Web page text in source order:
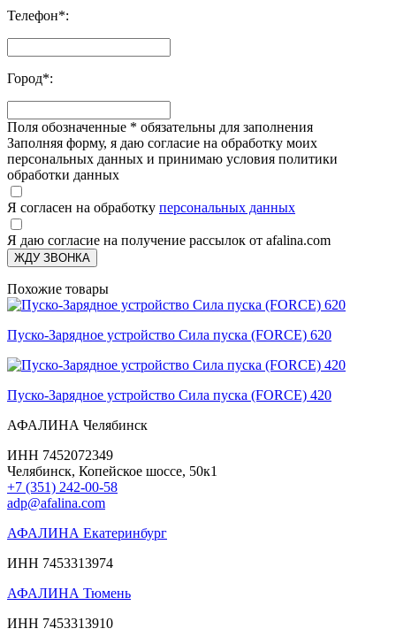
Телефон*:
Город*:
Поля обозначенные * обязательны для заполнения
Заполняя форму, я даю согласие на обработку моих
персональных данных и принимаю условия политики
обработки данных
Я согласен на обработку персональных данных
Я даю согласие на получение рассылок от afalina.com
ЖДУ ЗВОНКА
Похожие товары
Пуско-Зарядное устройство Сила пуска (FORCE) 620
Пуско-Зарядное устройство Сила пуска (FORCE) 420
АФАЛИНА Челябинск
ИНН 7452072349
Челябинск, Копейское шоссе, 50к1
+7 (351) 242-00-58
adp@afalina.com
АФАЛИНА Екатеринбург
ИНН 7453313974
АФАЛИНА Тюмень
ИНН 7453313910